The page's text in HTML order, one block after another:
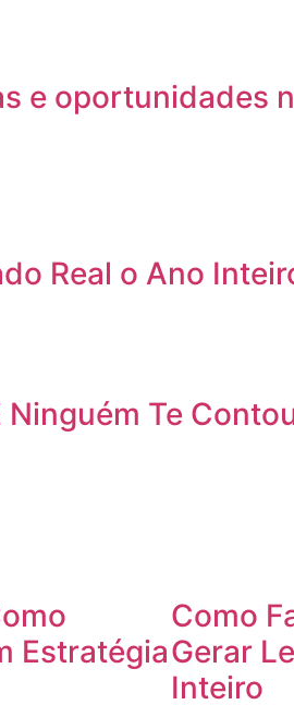
e oportunidades
Real o Ano
Te
Estratégia
Como
Gerar
Inteiro